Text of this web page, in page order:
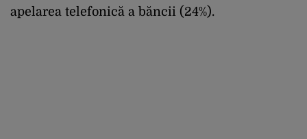
apelarea telefonică a băncii (24%).